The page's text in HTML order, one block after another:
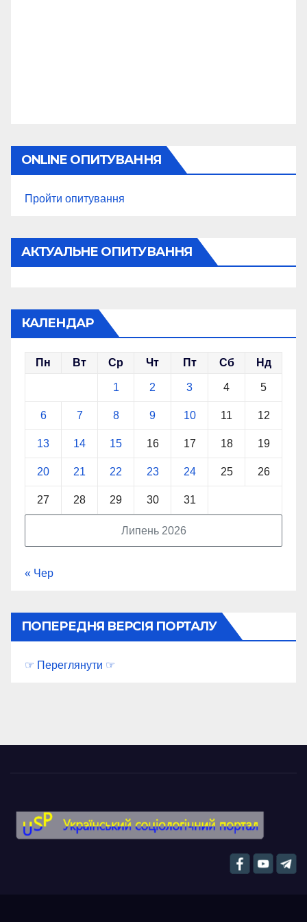
ONLINE ОПИТУВАННЯ
Пройти опитування
АКТУАЛЬНЕ ОПИТУВАННЯ
КАЛЕНДАР
Липень 2026
Пн Вт Ср Чт Пт Сб Нд
1 2 3 4 5
6 7 8 9 10 11 12
13 14 15 16 17 18 19
20 21 22 23 24 25 26
27 28 29 30 31
« Чер
ПОПЕРЕДНЯ ВЕРСІЯ ПОРТАЛУ
☞ Переглянути ☞